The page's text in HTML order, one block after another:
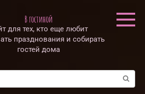
В гостиной
для тех, кто еще любит
празднования и собирать
гостей дома